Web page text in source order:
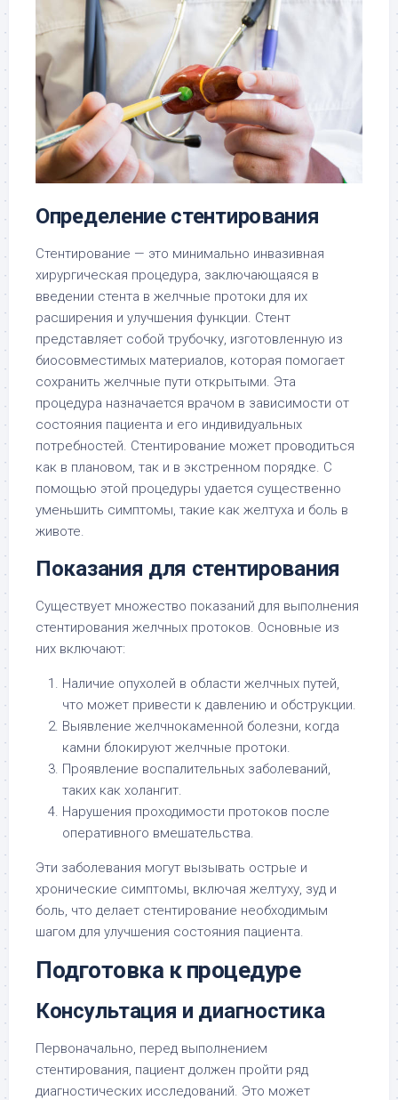
Определение стентирования
Стентирование — это минимально инвазивная
хирургическая процедура, заключающаяся в
введении стента в желчные протоки для их
расширения и улучшения функции. Стент
представляет собой трубочку, изготовленную из
биосовместимых материалов, которая помогает
сохранить желчные пути открытыми. Эта
процедура назначается врачом в зависимости от
состояния пациента и его индивидуальных
потребностей. Стентирование может проводиться
как в плановом, так и в экстренном порядке. С
помощью этой процедуры удается существенно
уменьшить симптомы, такие как желтуха и боль в
животе.
Показания для стентирования
Существует множество показаний для выполнения
стентирования желчных протоков. Основные из
них включают:
Наличие опухолей в области желчных путей,
что может привести к давлению и обструкции.
Выявление желчнокаменной болезни, когда
камни блокируют желчные протоки.
Проявление воспалительных заболеваний,
таких как холангит.
Нарушения проходимости протоков после
оперативного вмешательства.
Эти заболевания могут вызывать острые и
хронические симптомы, включая желтуху, зуд и
боль, что делает стентирование необходимым
шагом для улучшения состояния пациента.
Подготовка к процедуре
Консультация и диагностика
Первоначально, перед выполнением
стентирования, пациент должен пройти ряд
диагностических исследований. Это может